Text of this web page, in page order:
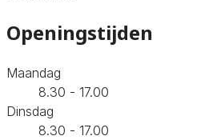
Openingstijden
Maandag
8.30 - 17.00
Dinsdag
8.30 - 17.00